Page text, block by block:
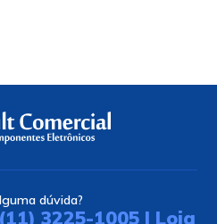
dúvida?
3225-1005 | Loja